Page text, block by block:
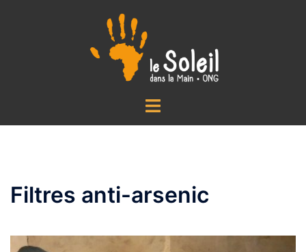
Ouvrir/fermer
Filtres anti-arsenic